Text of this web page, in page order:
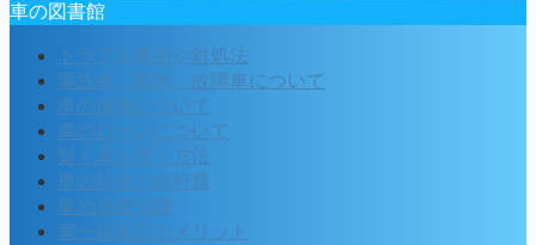
車の図書館
トラブル事例や対処法
事故車・廃車・故障車について
車の保険について
車のローンについて
賢く車を買う方法
車の税金と維持費
車の基礎知識
車一括査定のメリット